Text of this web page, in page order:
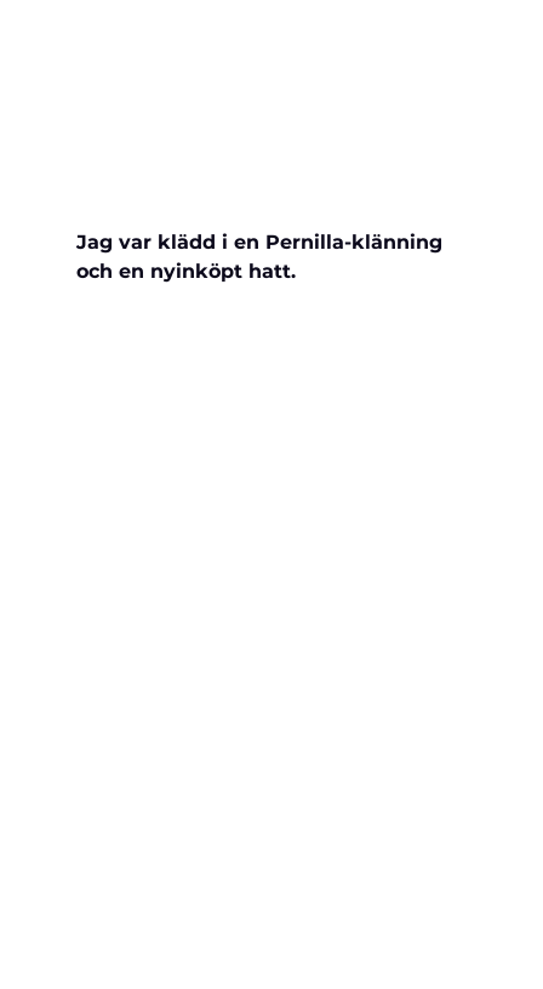
Jag var klädd i en Pernilla-klänning
och en nyinköpt hatt.